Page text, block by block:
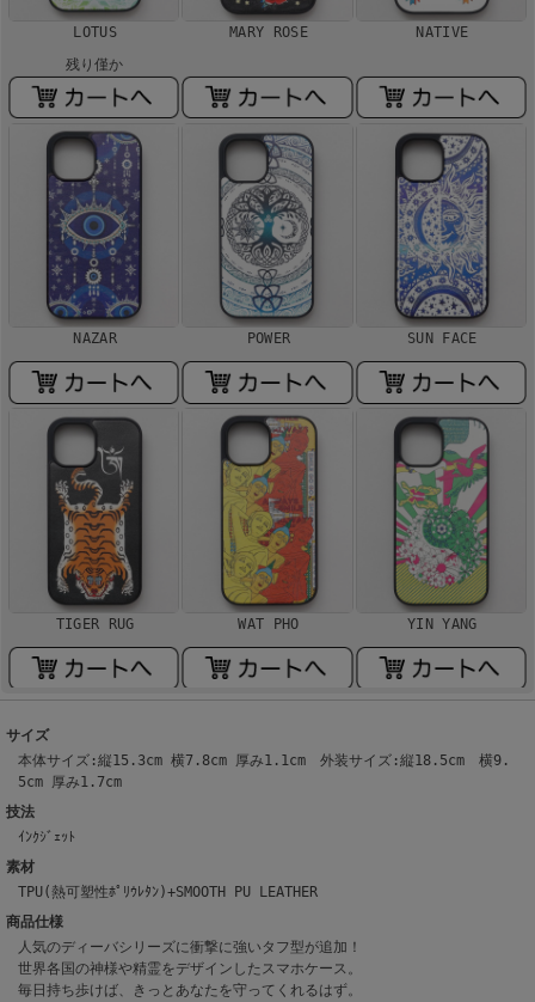
LOTUS
残り僅か
MARY ROSE NATIVE
NAZAR POWER SUN FACE
TIGER RUG WAT PHO YIN YANG
サイズ
本体サイズ:縦15.3cm 横7.8cm 厚み1.1cm 外装サイズ:縦18.5cm 横9.
5cm 厚み1.7cm
技法
ｲﾝｸｼﾞｪｯﾄ
素材
TPU(熱可塑性ﾎﾟﾘｳﾚﾀﾝ)+SMOOTH PU LEATHER
商品仕様
人気のディーバシリーズに衝撃に強いタフ型が追加！
世界各国の神様や精霊をデザインしたスマホケース。
毎日持ち歩けば、きっとあなたを守ってくれるはず。